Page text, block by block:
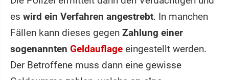
es wird ein Verfahren angestrebt. In manchen
Fällen kann dieses gegen Zahlung einer
sogenannten Geldauflage eingestellt werden.
Der Betroffene muss dann eine gewisse